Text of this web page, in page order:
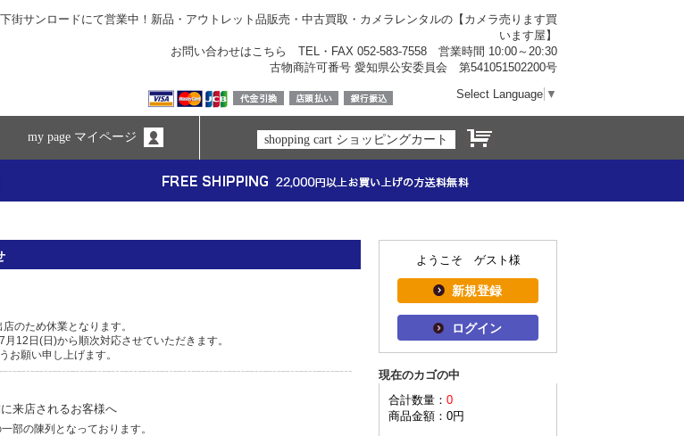
街サンロードにて営業中！新品・アウトレット品販売・中古買取・カメラレンタルの【カメラ売ります買
います屋】
お問い合わせはこちら
TEL・FAX 052-583-7558 営業時間 10:00～20:30
古物商許可番号 愛知県公安委員会 第541051502200号
Select Language ▼
my page マイページ shopping cart ショッピングカート
ようこそ ゲスト様
新規登録
ログイン
現在のカゴの中
合計数量： 0
商品金額： 0円
のため休業となります。
12日(日)から順次対応させていただきます。
お願い申し上げます。
来店されるお客様へ
部の陳列となっております。